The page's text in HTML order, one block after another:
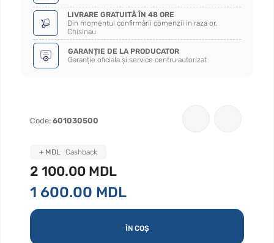
LIVRARE GRATUITĂ ÎN 48 ORE
Din momentul confirmării comenzii in raza or.
Chisinau
GARANȚIE DE LA PRODUCATOR
Garanție oficiala și service centru autorizat
Code: 601030500
1 600.00 MDL
2 100.00 MDL
ÎN COȘ
+ MDL Cashback